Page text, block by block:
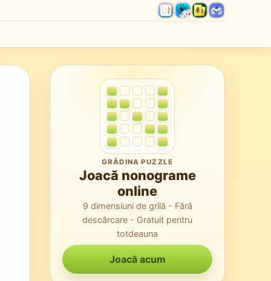
GRĂDINA PUZZLE
Joacă nonograme
online
9 dimensiuni de grilă - Fără
descărcare - Gratuit pentru
totdeauna
Joacă acum